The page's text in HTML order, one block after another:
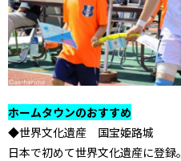
ホームタウンのおすすめ
◆世界文化遺産 国宝姫路城
日本で初めて世界文化遺産に登録。